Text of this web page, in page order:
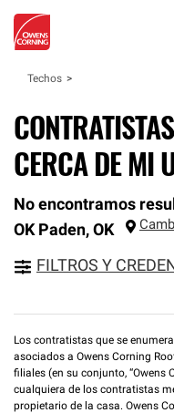
Techos
CERCA DE MI
No encontramos
OK Paden, OK
FILTROS Y
Los contratistas que se
asociados a Owens Corning
filiales (en su conjunto, “Owens
cualquiera de los contratistas
propietario de la casa. Owens